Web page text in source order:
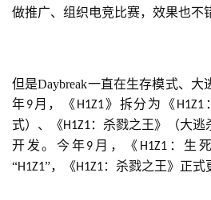
(
中
国
)
做推广、组织电竞比赛，效果也不
但是Daybreak一直在生存模式、
年9月，《 H1Z1》拆分为《 H1Z1
式）、《H1Z1：杀戮之王》（大逃
开发。今年9 月，《 H1Z1 ：生
“H1Z1”，《H1Z1：杀戮之王》正式